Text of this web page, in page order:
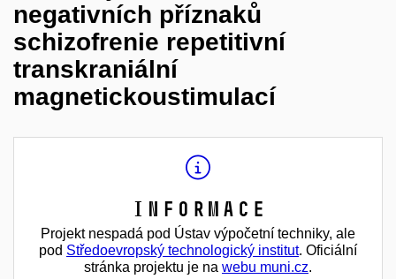
negativních příznaků
schizofrenie repetitivní
transkraniální
magnetickoustimulací
Informace
Projekt nespadá pod Ústav výpočetní techniky, ale
pod Středoevropský technologický institut. Oficiální
stránka projektu je na webu muni.cz.